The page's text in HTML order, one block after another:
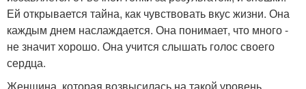
Ей открывается тайна, как чувствовать вкус жизни. Она
каждым днем наслаждается. Она понимает, что много -
не значит хорошо. Она учится слышать голос своего
сердца.